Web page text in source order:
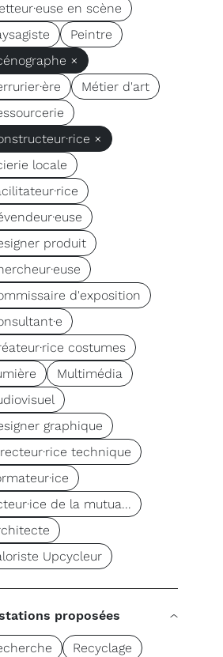
en scène
Peintre
×
Métier d'art
×
locale
produit
d'exposition
costumes
Multimédia
graphique
technique
de la mutua...
Upcycleur
proposées
Recyclage